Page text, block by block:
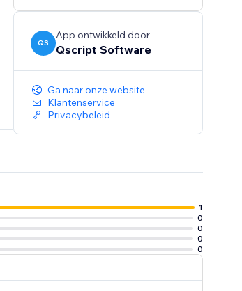
QS
App ontwikkeld door
Qscript Software
Ga naar onze website
Klantenservice
Privacybeleid
1
0
0
0
0